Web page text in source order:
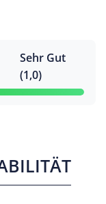
Sehr Gut
(1,0)